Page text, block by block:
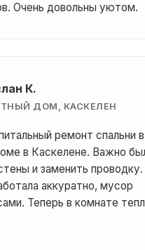
Очень довольны уютом.
К.
ДОМ, КАСКЕЛЕН
ремонт спальни в
в Каскелене. Важно
и заменить проводку.
аккуратно, мусор
Теперь в комнате